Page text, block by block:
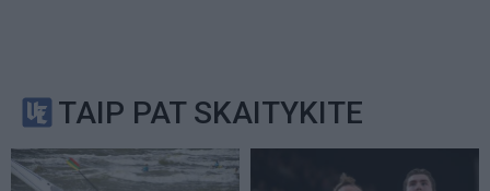
TAIP PAT SKAITYKITE